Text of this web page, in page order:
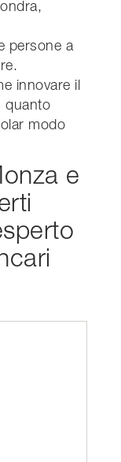
persone a
innovare il
quanto
modo
e